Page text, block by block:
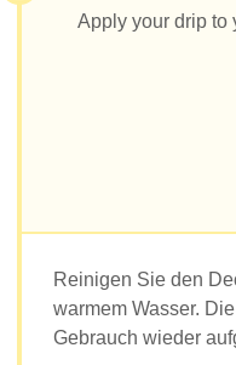
Apply your drip to
Reinigen Sie den
warmem Wasser.
Gebrauch wieder